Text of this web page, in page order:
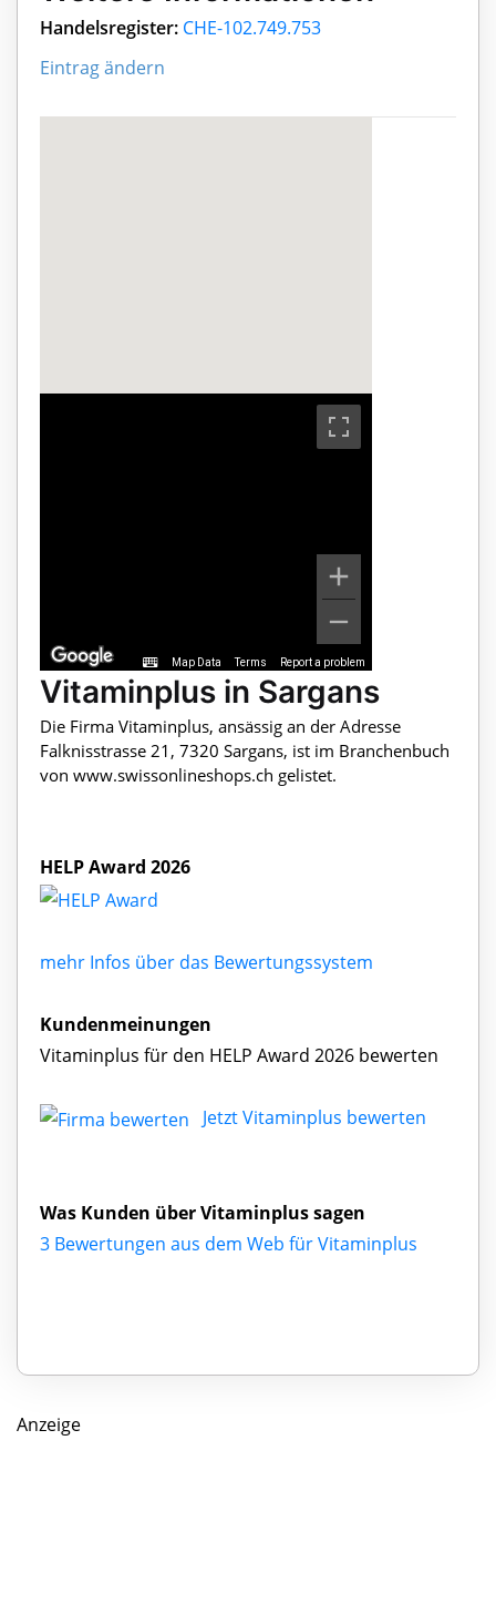
Handelsregister: CHE-102.749.753
Eintrag ändern
Map Data Terms Report a problem
Vitaminplus in Sargans
Die Firma Vitaminplus, ansässig an der Adresse
Falknisstrasse 21, 7320 Sargans, ist im Branchenbuch
von www.swissonlineshops.ch gelistet.
HELP Award 2026
mehr Infos über das Bewertungssystem
Kundenmeinungen
Vitaminplus für den HELP Award 2026 bewerten
Jetzt Vitaminplus bewerten
Was Kunden über Vitaminplus sagen
3 Bewertungen aus dem Web für Vitaminplus
Anzeige